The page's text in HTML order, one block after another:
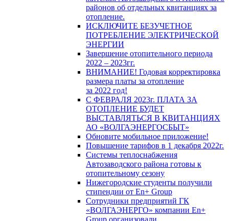
районов об отдельных квитанциях за
отопление.
ИСКЛЮЧИТЕ БЕЗУЧЕТНОЕ
ПОТРЕБЛЕНИЕ ЭЛЕКТРИЧЕСКОЙ
ЭНЕРГИИ
Завершение отопительного периода
2022 – 2023гг.
ВНИМАНИЕ! Годовая корректировка
размера платы за отопление
за 2022 год!
С ФЕВРАЛЯ 2023г. ПЛАТА ЗА
ОТОПЛЕНИЕ БУДЕТ
ВЫСТАВЛЯТЬСЯ В КВИТАНЦИЯХ
АО «ВОЛГАЭНЕРГОСБЫТ»
Обновите мобильное приложение!
Повышение тарифов в 1 декабря 2022г.
Системы теплоснабжения
Автозаводского района готовы к
отопительному сезону
Нижегородские студенты получили
стипендии от En+ Group
Сотрудники предприятий ГК
«ВОЛГАЭНЕРГО» компании En+